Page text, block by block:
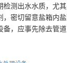
测出水水质，尤其
密切留意盐箱内
，应事先除去管道